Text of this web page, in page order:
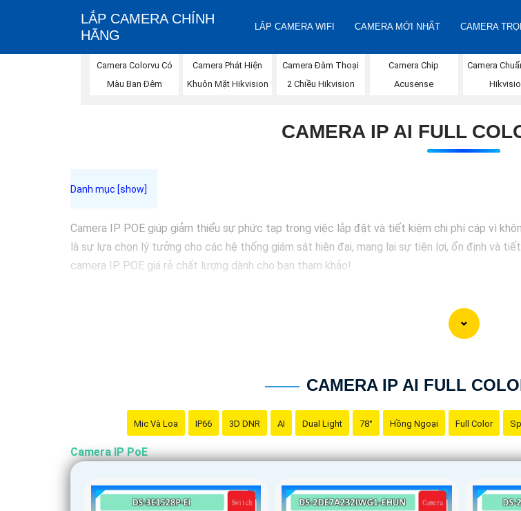
LẮP CAMERA CHÍNH
HÃNG
LẮP CAMERA WIFI CAMERA MỚI NHẤT CAMERA
Camera Colorvu Có
Màu Ban Đêm
Camera Phát Hiện
Khuôn Mặt Hikvision
Camera Đàm Thoại
2 Chiều Hikvision
Camera Chip
Acusense
Camera
CAMERA IP AI FULL
Camera IP POE giúp giảm thiểu sự phức tạp trong việc lắp đặt và tiết kiệm chi phí cáp vì
là sự lựa chọn lý tưởng cho các hệ thống giám sát hiện đại, mang lại sự tiện lợi, ổn định và
camera IP POE giá rẻ chất lượng dành cho bạn tham khảo!
CAMERA IP AI FULL
Mic Và Loa IP66 3D DNR AI Dual Light 78° Hồng Ngoại Full Color
Camera IP PoE